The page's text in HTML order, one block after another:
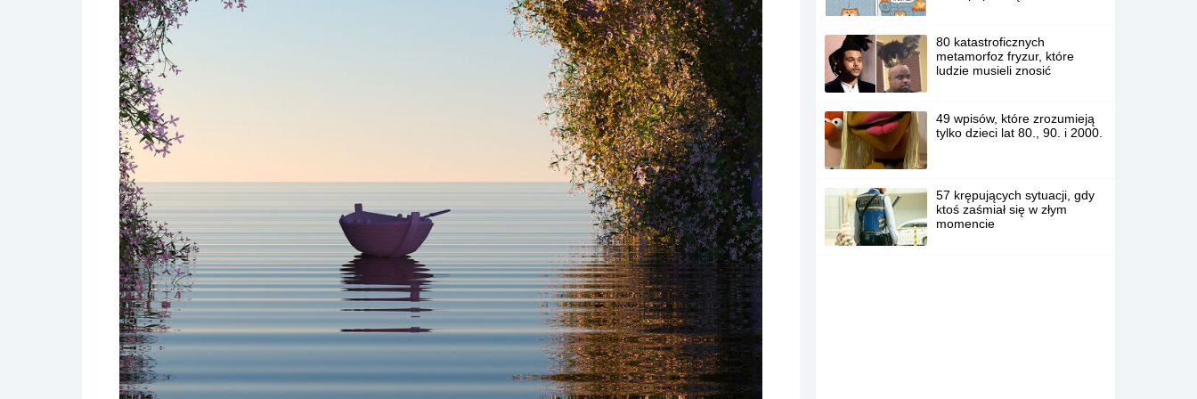
80 katastroficznych
metamorfoz fryzur, które
ludzie musieli znosić
49 wpisów, które zrozumieją
tylko dzieci lat 80., 90. i 2000.
57 krępujących sytuacji, gdy
ktoś zaśmiał się w złym
momencie